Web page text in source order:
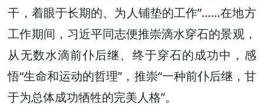
干，着眼于长期的、为人铺垫的工作”……在地方
工作期间，习近平同志便推崇滴水穿石的景观，
从无数水滴前仆后继、终于穿石的成功中，感
悟“生命和运动的哲理”，推崇“一种前仆后继，甘
于为总体成功牺牲的完美人格”。